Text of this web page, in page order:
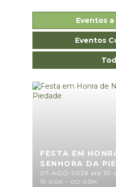
Eventos
Eventos
FESTA EM
SENHORA DA
07-AGO-2026 até 10-
19:00h - 00:00h